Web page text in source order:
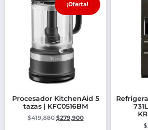
¡Oferta!
Procesador KitchenAid 5
tazas | KFC0516BM
$419,880 $279,900
$